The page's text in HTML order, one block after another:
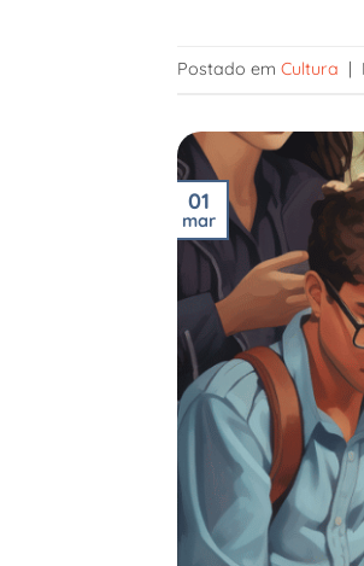
Postado em Cultura |
01
mar